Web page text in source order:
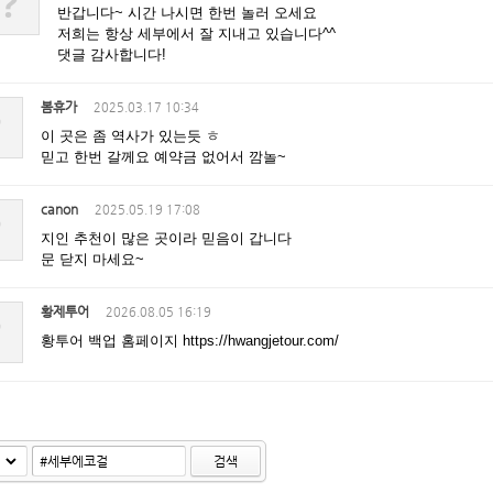
반갑니다~ 시간 나시면 한번 놀러 오세요
저희는 항상 세부에서 잘 지내고 있습니다^^
댓글 감사합니다!
봄휴가 2025.03.17 10:34
이 곳은 좀 역사가 있는듯 ㅎ
믿고 한번 갈께요 예약금 없어서 깜놀~
canon 2025.05.19 17:08
지인 추천이 많은 곳이라 믿음이 갑니다
문 닫지 마세요~
황제투어 2026.08.05 16:19
황투어 백업 홈페이지 https://hwangjetour.com/
검색